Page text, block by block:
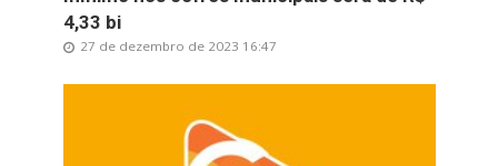
4,33 bi
27 de dezembro de 2023 16:47